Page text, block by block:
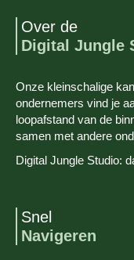
Over de
Digital Jungle
Onze kleinschalige
ondernemers vind je
loopafstand van de
samen met andere
Digital Jungle Studio:
Snel
Navigeren